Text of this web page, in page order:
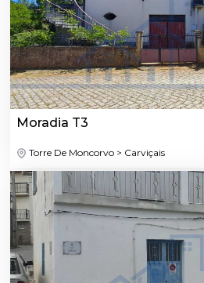
Moradia T3
Torre De Moncorvo > Carviçais